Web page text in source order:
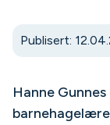
Publisert:
Hanne